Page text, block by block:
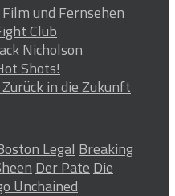
und Fernsehen
Club
Nicholson
Shots!
in die Zukunft
Legal Breaking
Der Pate Die
Unchained